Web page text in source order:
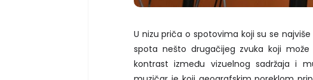
U nizu priča o spotovima koji su se
spota nešto drugačijeg zvuka koji
kontrast između vizuelnog sadržaja i